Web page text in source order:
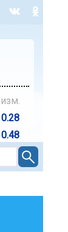
изм.
0.28
0.48